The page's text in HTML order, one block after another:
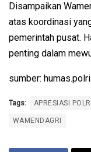
Disampaikan
atas koordinasi
pemerintah pusat.
penting dalam
sumber:
Tags: APRESIASI POLRI
WAMENDAGRI